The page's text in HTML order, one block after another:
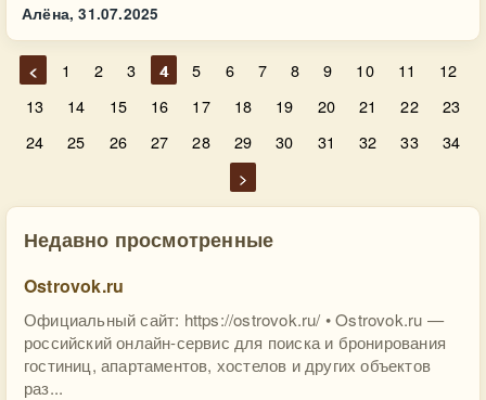
Алёна, 31.07.2025
< 1 2 3 4 5 6 7 8 9 10 11
12
13
14 15 16 17 18 19 20 21 22
23
24
25 26 27 28 29 30 31 32 33
34
>
Недавно просмотренные
Ostrovok.ru
Официальный сайт: https://ostrovok.ru/ • Ostrovok.ru —
российский онлайн-сервис для поиска и бронирования
гостиниц, апартаментов, хостелов и других объектов
раз...